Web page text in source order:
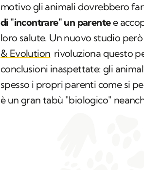
motivo gli animali dovrebbero
di "incontrare" un parentee
loro salute. Un nuovo studio
& Evolution rivoluziona questo
conclusioni inaspettate: gli
spesso i propri parenti come si
è un gran tabù "biologico"